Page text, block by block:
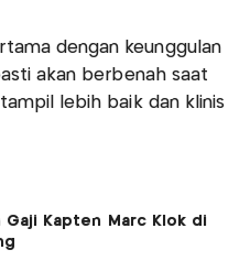
dengan keunggulan
akan berbenah saat
lebih baik dan klinis
Gaji Kapten Marc Klok di